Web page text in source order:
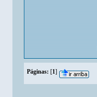
Páginas: [1]